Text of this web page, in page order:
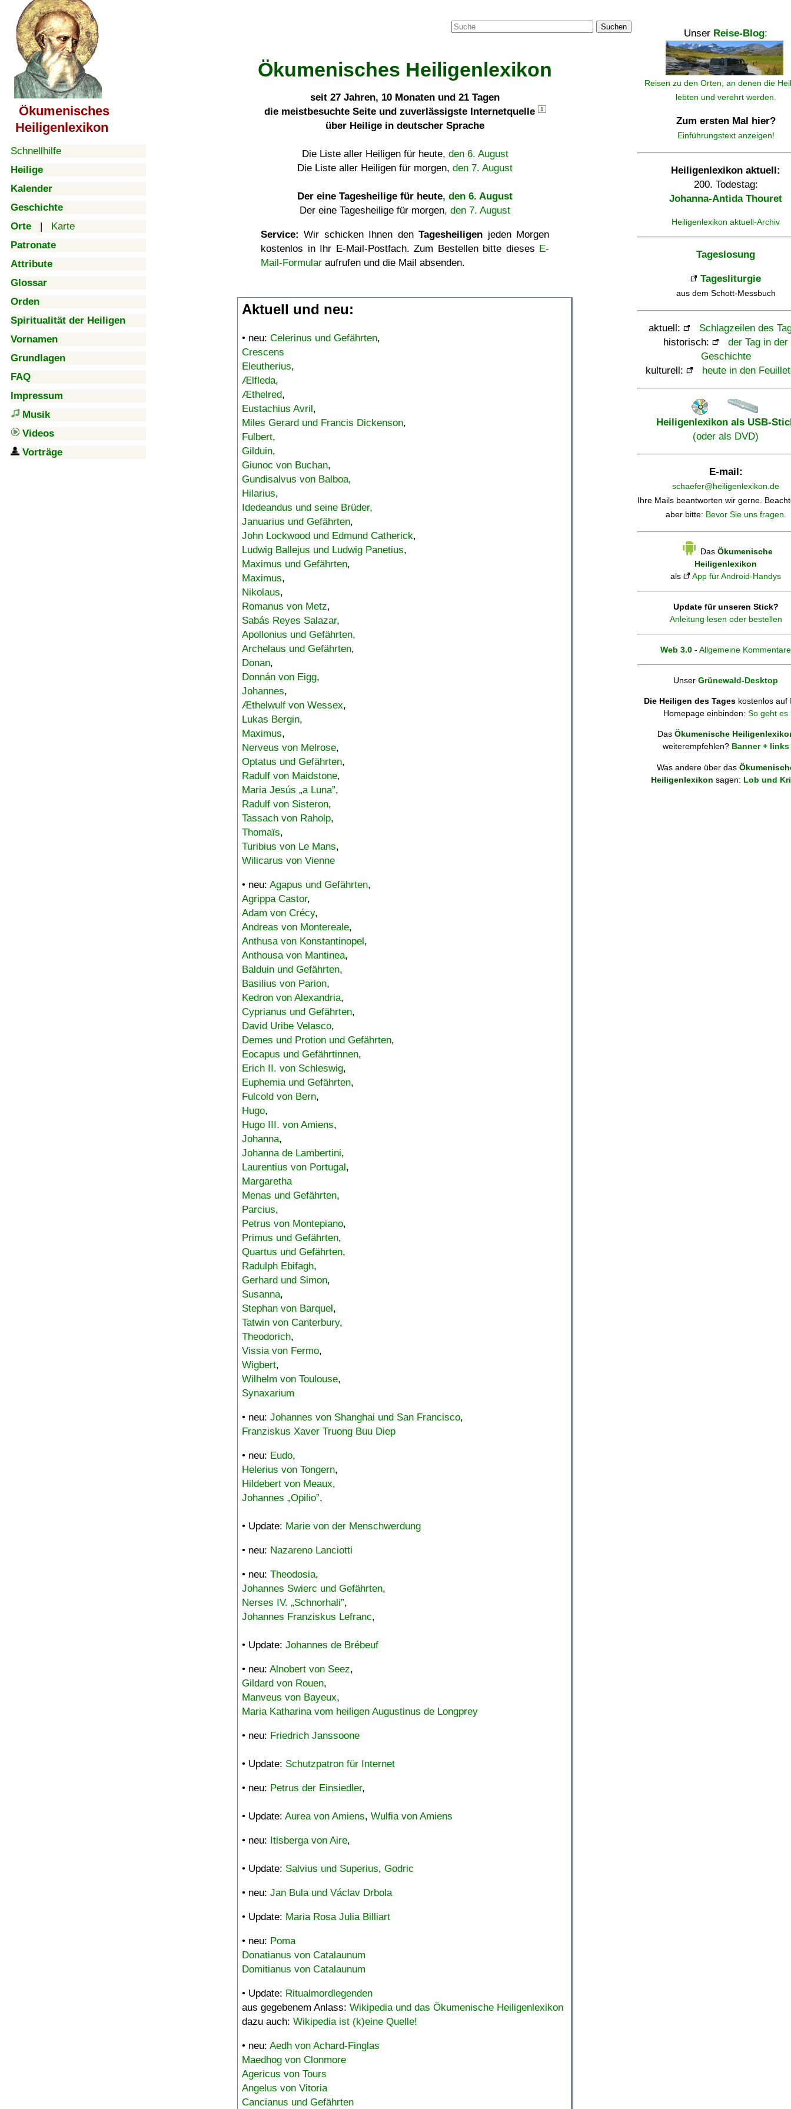
Ökumenisches
Heiligenlexikon
Schnellhilfe
Heilige
Kalender
Geschichte
Orte | Karte
Patronate
Attribute
Glossar
Orden
Spiritualität der Heiligen
Vornamen
Grundlagen
FAQ
Impressum
Musik
Videos
Vorträge
Suchen
Ökumenisches Heiligenlexikon
seit 27 Jahren, 10 Monaten und 21 Tagen
die meistbesuchte Seite und zuverlässigste Internetquelle
1
über Heilige in deutscher Sprache
Die Liste aller Heiligen für heute, den 6. August
Die Liste aller Heiligen für morgen, den 7. August
Der eine Tagesheilige für heute, den 6. August
Der eine Tagesheilige für morgen, den 7. August
Service: Wir schicken Ihnen denTagesheiligen jeden Morgen
kostenlos in Ihr E-Mail-Postfach. Zum Bestellen bitte dieses E-
Mail-Formular aufrufen und die Mail absenden.
Aktuell und neu:
• neu: Celerinus und Gefährten,
Crescens
Eleutherius,
Ælfleda,
Æthelred,
Eustachius Avril,
Miles Gerard und Francis Dickenson,
Fulbert,
Gilduin,
Giunoc von Buchan,
Gundisalvus von Balboa,
Hilarius,
Idedeandus und seine Brüder,
Januarius und Gefährten,
John Lockwood und Edmund Catherick,
Ludwig Ballejus und Ludwig Panetius,
Maximus und Gefährten,
Maximus,
Nikolaus,
Romanus von Metz,
Sabás Reyes Salazar,
Apollonius und Gefährten,
Archelaus und Gefährten,
Donan,
Donnán von Eigg,
Johannes,
Æthelwulf von Wessex,
Lukas Bergin,
Maximus,
Nerveus von Melrose,
Optatus und Gefährten,
Radulf von Maidstone,
Maria Jesús „a Luna”,
Radulf von Sisteron,
Tassach von Raholp,
Thomaïs,
Turibius von Le Mans,
Wilicarus von Vienne
• neu: Agapus und Gefährten,
Agrippa Castor,
Adam von Crécy,
Andreas von Montereale,
Anthusa von Konstantinopel,
Anthousa von Mantinea,
Balduin und Gefährten,
Basilius von Parion,
Kedron von Alexandria,
Cyprianus und Gefährten,
David Uribe Velasco,
Demes und Protion und Gefährten,
Eocapus und Gefährtinnen,
Erich II. von Schleswig,
Euphemia und Gefährten,
Fulcold von Bern,
Hugo,
Hugo III. von Amiens,
Johanna,
Johanna de Lambertini,
Laurentius von Portugal,
Margaretha
Menas und Gefährten,
Parcius,
Petrus von Montepiano,
Primus und Gefährten,
Quartus und Gefährten,
Radulph Ebifagh,
Gerhard und Simon,
Susanna,
Stephan von Barquel,
Tatwin von Canterbury,
Theodorich,
Vissia von Fermo,
Wigbert,
Wilhelm von Toulouse,
Synaxarium
• neu: Johannes von Shanghai und San Francisco,
Franziskus Xaver Truong Buu Diep
• neu: Eudo,
Helerius von Tongern,
Hildebert von Meaux,
Johannes „Opilio”,
• Update: Marie von der Menschwerdung
• neu: Nazareno Lanciotti
• neu: Theodosia,
Johannes Swierc und Gefährten,
Nerses IV. „Schnorhali”,
Johannes Franziskus Lefranc,
• Update: Johannes de Brébeuf
• neu: Alnobert von Seez,
Gildard von Rouen,
Manveus von Bayeux,
Maria Katharina vom heiligen Augustinus de Longprey
• neu: Friedrich Janssoone
• Update: Schutzpatron für Internet
• neu: Petrus der Einsiedler,
• Update: Aurea von Amiens, Wulfia von Amiens
• neu: Itisberga von Aire,
• Update: Salvius und Superius, Godric
• neu: Jan Bula und Václav Drbola
• Update: Maria Rosa Julia Billiart
• neu: Poma
Donatianus von Catalaunum
Domitianus von Catalaunum
• Update: Ritualmordlegenden
aus gegebenem Anlass: Wikipedia und das Ökumenische Heiligenlexikon
dazu auch: Wikipedia ist (k)eine Quelle!
• neu: Aedh von Achard-Finglas
Maedhog von Clonmore
Agericus von Tours
Angelus von Vitoria
Cancianus und Gefährten
Unser Reise-Blog:
Reisen zu den Orten, an denen die
lebten und verehrt werden.
Zum ersten Mal hier?
Einführungstext anzeigen!
Heiligenlexikon aktuell:
200. Todestag:
Johanna-Antida Thouret
Heiligenlexikon aktuell-Archiv
Tageslosung
Tagesliturgie
aus dem Schott-Messbuch
aktuell:
Schlagzeilen des
historisch:
der Tag in der
Geschichte
kulturell:
heute in den
Heiligenlexikon als USB-
(oder als DVD)
E-mail:
schaefer@heiligenlexikon.de
Ihre Mails beantworten wir gerne.
aber bitte: Bevor Sie uns fragen.
Das Ökumenische
Heiligenlexikon
als
App für Android-Handys
Update für unseren Stick?
Anleitung lesen oder bestellen
Web 3.0 - Allgemeine Kommentare
Unser Grünewald-Desktop
Die Heiligen des Tages kostenlos auf
Homepage einbinden: So geht es
Das Ökumenische
weiterempfehlen? Banner + links
Was andere über das
Heiligenlexikon sagen: Lob und